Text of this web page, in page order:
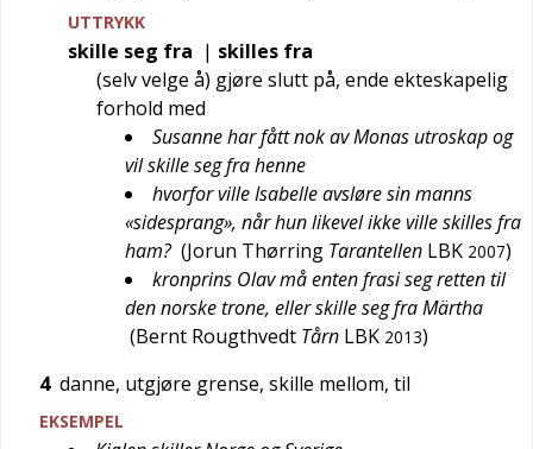
UTTRYKK
skille seg fra | skilles fra
(selv velge å) gjøre slutt på, ende ekteskapelig
forhold med
Susanne har fått nok av Monas utroskap og
vil skille seg fra henne
hvorfor ville Isabelle avsløre sin manns
«sidesprang», når hun likevel ikke ville skilles fra
ham? (Jorun Thørring Tarantellen LBK 2007)
kronprins Olav må enten frasi seg retten til
den norske trone, eller skille seg fra Märtha
(Bernt Rougthvedt Tårn LBK 2013)
4 danne, utgjøre grense, skille mellom, til
EKSEMPEL